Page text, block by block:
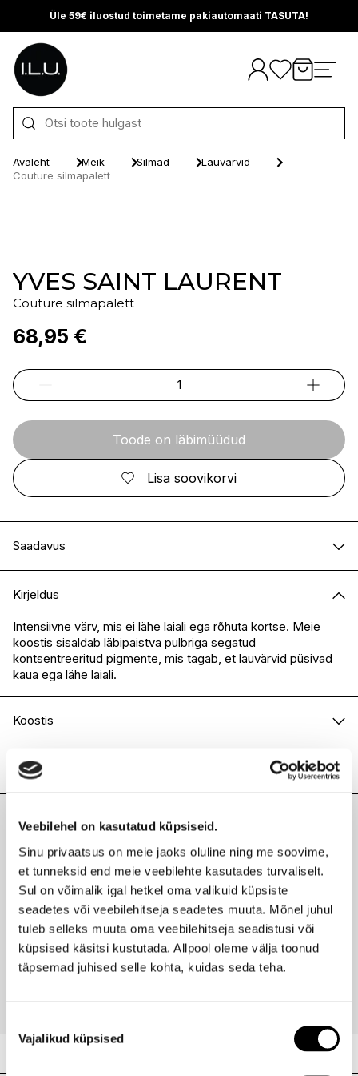
Veebilehel on kasutatud küpsiseid.
Sinu privaatsus on meie jaoks oluline ning me soovime,
et tunneksid end meie veebilehte kasutades turvaliselt.
Sul on võimalik igal hetkel oma valikuid küpsiste
seadetes või veebilehitseja seadetes muuta. Mõnel juhul
tuleb selleks muuta oma veebilehitseja seadistusi või
küpsised käsitsi kustutada. Allpool oleme välja toonud
täpsemad juhised selle kohta, kuidas seda teha.
valik
Vajalikud küpsised
Üle 59€ iluostud toimetame pakiautomaati TASUTA!
Otse sisu juurde
Avaleht Meik Silmad
Lauvärvid
Couture silmapalett
YVES SAINT LAURENT
Couture silmapalett
68,95 €
Toode on läbimüüdud
Lisa soovikorvi
Saadavus
I.L.U. Kristiine
I.L.U. Ülemiste
Ei ole saadaval
I.L.U. Rocca
Ei ole saadaval
I.L.U. Lõunakeskus
Ei ole saadaval
Kirjeldus
Intensiivne värv, mis ei lähe laiali ega rõhuta kortse. Meie
koostis sisaldab läbipaistva pulbriga segatud
kontsentreeritud pigmente, mis tagab, et lauvärvid püsivad
kaua ega lähe laiali.
Koostis
OXIDES • CI 77163 / BISMUTH OXYCHLORIDE • CI 77891 /
TITANIUM DIOXIDE • TRIETHYLHEXANOIN • BARIUM
POLYGLYCERYL-2 TRIISOSTEARATE • PETROLATUM •
PHENYL TRIMETHICONE • CAPRYLYL GLYCOL •
ETHYLHEXYLGLYCERIN • CI 77007 / ULTRAMARINES •
SORBITAN ISOSTEARATE • ALUMINUM HYDROXIDE •
MAGNESIUM STEARATE • ISODODECANE • SODIUM
DEHYDROACETATE • TOCOPHERYL ACETATE • SILICA •
TOCOPHEROL (F.I.L. C262639/1).
Lisainfo
Laokood
H0161803
Ribakood
3365440742246
Viimati vaadatud tooted
YVES SAINT LAURENT
Couture silmapalett
68,95 €